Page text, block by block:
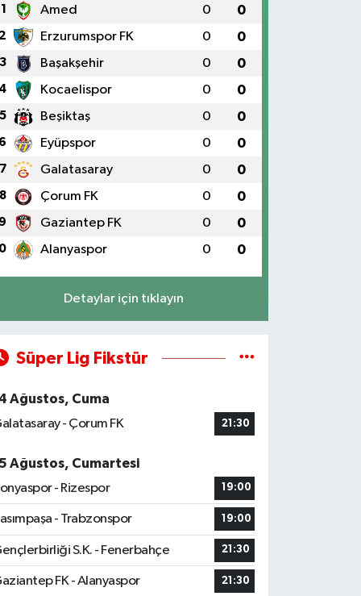
1 Amed 0 0
Erzurumspor FK 0 0
3 Başakşehir 0 0
Kocaelispor 0 0
5 Beşiktaş 0 0
Eyüpspor 0 0
7 Galatasaray 0 0
8 Çorum FK 0 0
Gaziantep FK 0 0
Alanyaspor 0 0
Detaylar için tıklayın
Süper Lig Fikstür
Ağustos, Cuma
- Çorum FK
21:30
Ağustos, Cumartesi
- Rizespor
19:00
- Trabzonspor 19:00
S.K. - Fenerbahçe 21:30
FK - Alanyaspor 21:30